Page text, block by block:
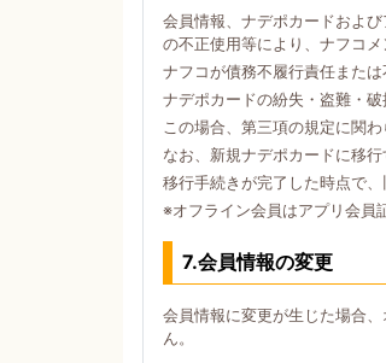
会員情報、ナデポカードおよ
の不正使用等により、ナフコメ
ナフコが債務不履行責任また
ナデポカードの紛失・盗難・
この場合、第三項の規定に関
なお、新規ナデポカードに移
移行手続きが完了した時点で、
※オフライン会員はアプリ会員
7.会員情報の変更
会員情報に変更が生じた場合
ん。